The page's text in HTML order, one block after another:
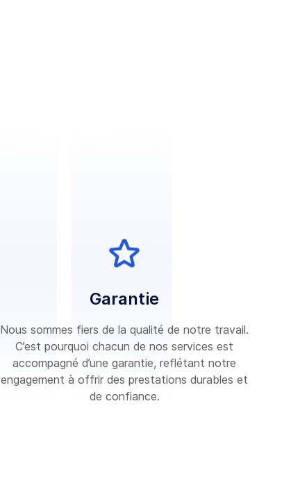
Garantie
Nous sommes fiers de la qualité de notre travail.
C’est pourquoi chacun de nos services est
accompagné d’une garantie, reflétant notre
engagement à offrir des prestations durables et
de confiance.